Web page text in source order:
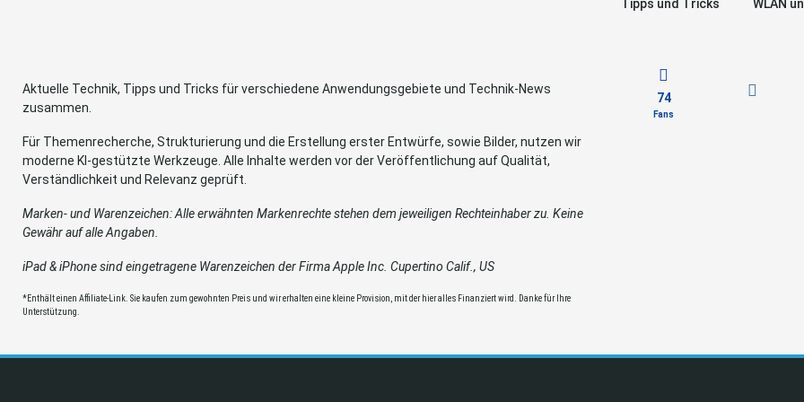
Aktuelle Technik, Tipps und Tricks für verschiedene Anwendungsgebiete und Technik-News
zusammen.
Für Themenrecherche, Strukturierung und die Erstellung erster Entwürfe, sowie Bilder, nutzen wir
moderne KI-gestützte Werkzeuge. Alle Inhalte werden vor der Veröffentlichung auf Qualität,
Verständlichkeit und Relevanz geprüft.
Marken- und Warenzeichen: Alle erwähnten Markenrechte stehen dem jeweiligen Rechteinhaber zu. Keine
Gewähr auf alle Angaben.
iPad & iPhone sind eingetragene Warenzeichen der Firma Apple Inc. Cupertino Calif., US
*Enthält einen Affiliate-Link. Sie kaufen zum gewohnten Preis und wir erhalten eine kleine Provision, mit der hier alles Finanziert wird. Danke für Ihre
Unterstützung.
Tipps und Tricks
WLAN
74
Fans